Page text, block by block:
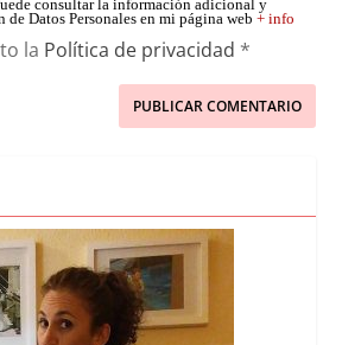
consultar la información adicional y
de Datos Personales en mi página web+ info
la Política de privacidad *